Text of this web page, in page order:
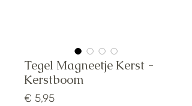
Tegel Magneetje Kerst -
Kerstboom
€ 5,95Prijs